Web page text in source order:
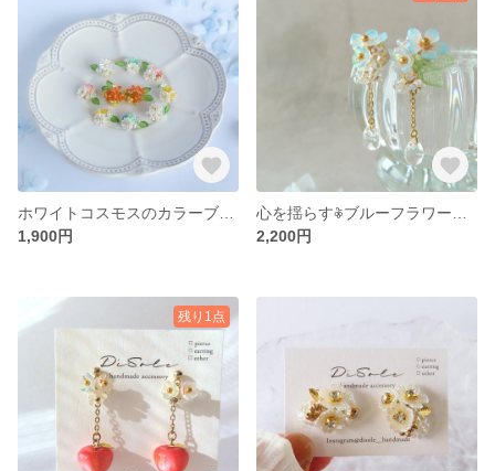
1,900円
2,200円
残り1点